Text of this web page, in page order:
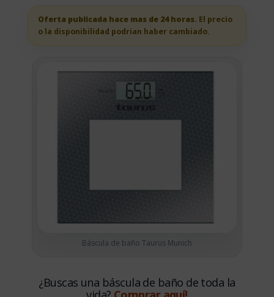
Oferta publicada hace mas de 24 horas. El precio
o la disponibilidad podrian haber cambiado.
Báscula de baño Taurus Munich
¿Buscas una báscula de baño de toda la